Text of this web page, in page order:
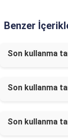
Benzer
Son kullanma
Son kullanma
Son kullanma